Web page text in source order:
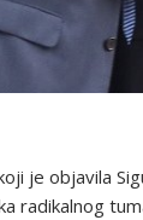
je objavila
radikalnog